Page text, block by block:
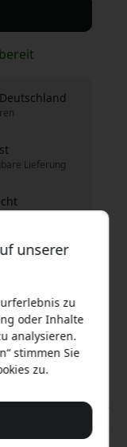
Lieferung
einen
mit 20
Speicher
Sprachen,
und Ideen.
unserer
zu
oder Inhalte
analysieren.
stimmen Sie
zu.